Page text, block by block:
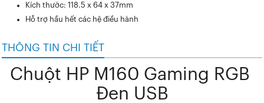
Kích thước: 118.5 x 64 x 37mm
Hỗ trợ hầu hết các hệ điều hành
THÔNG TIN CHI TIẾT
Chuột HP M160 Gaming RGB
Đen USB